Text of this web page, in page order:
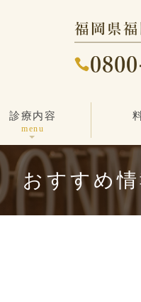
診療内容
menu
しみ治療
医療脱毛
キビ・ニキビ跡
毛穴ケア
わ・たるみ治療
エンビロン
薄毛治療
一般診療
その他の治療
おすすめ情